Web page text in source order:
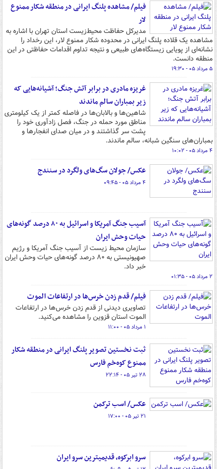
فیلم/ مشاهده پلنگ ایرانی در منطقه شکار ممنوع
لار
مدیرکل حفاظت محیط‌زیست استان تهران با اشاره به
مشاهده یک قلاده پلنگ ایرانی در محدوده شکار ممنوع لار، این رخداد را
نشانه‌ای از پویایی زیستگاه‌های طبیعی و نتیجه تداوم اقدامات حفاظتی در این
منطقه دانست.
۵ مرداد ۰۵ - ۱۹:۳۰
غریزه مادری در برابر آتش جنگ؛ آشیانه‌هایی که
زیر بمباران سالم ماندند
شاهین‌ها و بالابان‌ها در فاصله کمتر از یک کیلومتری
مناطق مورد حمله در جنگ، فصل زادآوری خود را
پشت سر گذاشتند و در میان صدای انفجارها و
بمباران‌های سنگین شبانه، سالم ماندند.
۴ مرداد ۰۵ - ۱۰:۰۲
عکس/ جولان سگ‌های ولگرد در سنندج
۴ مرداد ۰۵ - ۰۹:۴۵
آسیب جنگ آمریکا و اسرائیل به ۸۰ درصد گونه‌های
حیات وحش ایران
سازمان محیط زیست از آسیب جنگ آمریکا و رژیم
صهیونیستی به ۸۰ درصد گونه‌های حیات وحش ایران
خبر داد.
۲ مرداد ۰۵ - ۰۱:۳۵
فیلم/ قدم زدن خرس‌ها در ارتفاعات الموت
تصاویری دیدنی از قدم زدن خرس‌ها در ارتفاعات
الموت استان قزوین را مشاهده می‌کنید.
۱ مرداد ۰۵ - ۱۱:۰۰
ثبت نخستین تصویر پلنگ ایرانی در منطقه شکار
ممنوع کوه‌خم فارس
۲۸ تیر ۰۵ - ۲۲:۱۴
عکس/ اسب ترکمن
۲۱ تیر ۰۵ - ۱۷:۰۰
سرو ابرکوه، قدیمیترین سرو ایران